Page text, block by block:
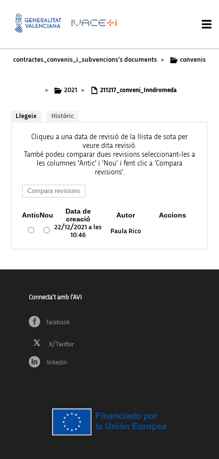
contractes_convenis_i_subvencions’s documents ▸ convenis
▸ 2021 ▸ 211217_conveni_Inndromeda
Llegeix Històric
Cliqueu a una data de revisió de la llista de sota per
veure dita revisió.
També podeu comparar dues revisions seleccionant-les a
les columnes 'Antic' i 'Nou' i fent clic a 'Compara
revisions'.
AnticNou
Data de
creació
Autor Accions
22/12/2021 a les
10:46
Paula Rico
Connecta’t amb l’AVI
facebook
linkedin